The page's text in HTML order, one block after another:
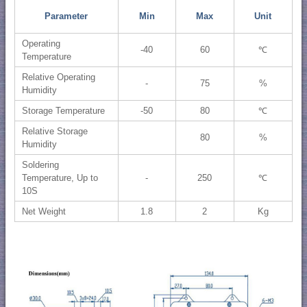
Parameter Min Max Unit
Operating
Temperature
-40 60 ℃
Relative Operating
Humidity
- 75 %
Storage Temperature -50 80
℃
Relative Storage
Humidity
80 %
Soldering
Temperature, Up to
10S
- 250 ℃
Net Weight 1.8 2 Kg